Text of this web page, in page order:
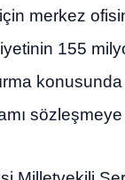
merkez
155